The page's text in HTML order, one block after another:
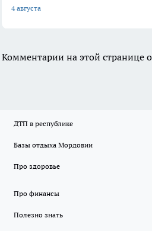
4 августа
Комментарии на этой странице
ДТП в республике
Базы отдыха Мордовии
Про здоровье
Про финансы
Полезно знать